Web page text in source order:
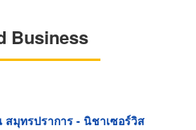
Business
มุทรปราการ - นิชาเซอร์วิส